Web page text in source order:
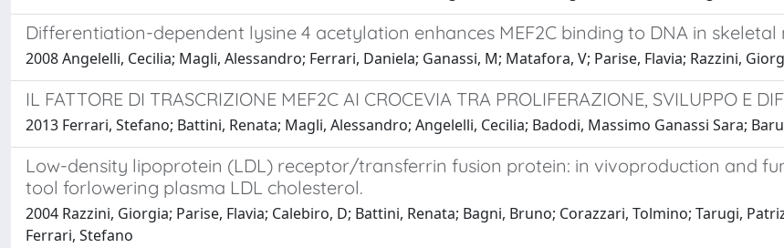
Differentiation-dependent lysine 4 acetylation enhances MEF2C binding to DNA in skeletal
2008 Angelelli, Cecilia; Magli, Alessandro; Ferrari, Daniela; Ganassi, M; Matafora, V; Parise, Flavia; Razzini,
IL FATTORE DI TRASCRIZIONE MEF2C AI CROCEVIA TRA PROLIFERAZIONE, SVILUPPO E
2013 Ferrari, Stefano; Battini, Renata; Magli, Alessandro; Angelelli, Cecilia; Badodi, Massimo Ganassi Sara;
Low-density lipoprotein (LDL) receptor/transferrin fusion protein: in vivoproduction and
tool forlowering plasma LDL cholesterol.
2004 Razzini, Giorgia; Parise, Flavia; Calebiro, D; Battini, Renata; Bagni, Bruno; Corazzari, Tolmino; Tarugi,
Ferrari, Stefano